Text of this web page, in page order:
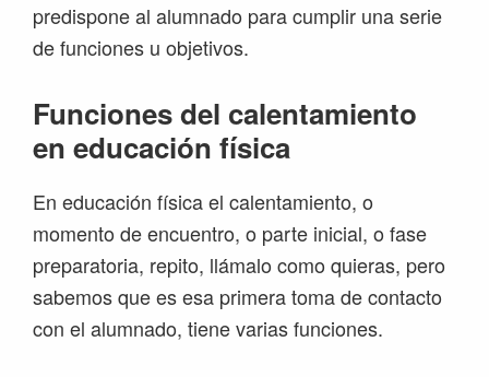
predispone al alumnado para cumplir una serie
de funciones u objetivos.
Funciones del calentamiento
en educación física
En educación física el calentamiento, o
momento de encuentro, o parte inicial, o fase
preparatoria, repito, llámalo como quieras, pero
sabemos que es esa primera toma de contacto
con el alumnado, tiene varias funciones.